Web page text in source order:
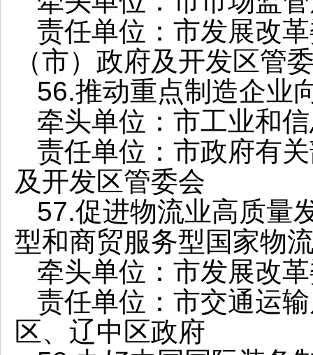
责任单位：市发展改
（市）政府及开发区管
56.推动重点制造企业
牵头单位：市工业和
责任单位：市政府有
及开发区管委会
57.促进物流业高质量
型和商贸服务型国家物
牵头单位：市发展改
责任单位：市交通运
区、辽中区政府